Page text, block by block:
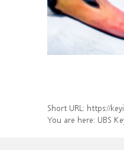
Short URL: https://
You are here: UBS